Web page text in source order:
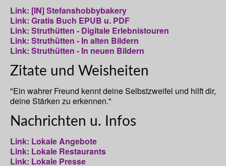
Link: [IN] Stefanshobbybakery
Link: Gratis Buch EPUB u. PDF
Link: Struthütten - Digitale Erlebnistouren
Link: Struthütten - In alten Bildern
Link: Struthütten - In neuen Bildern
Zitate und Weisheiten
"Ein wahrer Freund kennt deine Selbstzweifel und hilft dir,
deine Stärken zu erkennen."
Nachrichten u. Infos
Link: Lokale Angebote
Link: Lokale Restaurants
Link: Lokale Presse